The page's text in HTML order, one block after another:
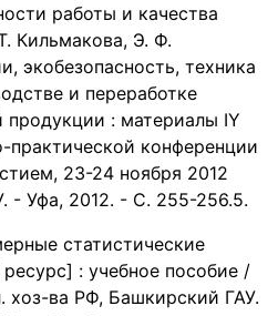
работы и качества
Кильмакова, Э. Ф.
экобезопасность, техника
и переработке
продукции : материалы IY
практической конференции
23-24 ноября 2012
- Уфа, 2012. - С. 255-256.5.
статистические
: учебное пособие /
хоз-ва РФ, Башкирский ГАУ.